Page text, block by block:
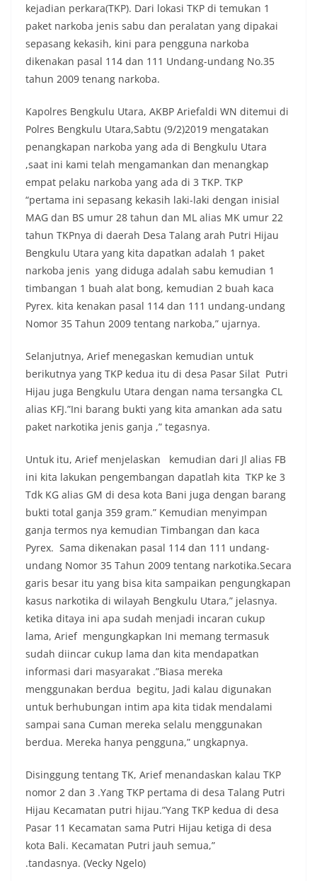
kejadian perkara(TKP). Dari lokasi TKP di temukan 1
paket narkoba jenis sabu dan peralatan yang dipakai
sepasang kekasih, kini para pengguna narkoba
dikenakan pasal 114 dan 111 Undang-undang No.35
tahun 2009 tenang narkoba.
Kapolres Bengkulu Utara, AKBP Ariefaldi WN ditemui di
Polres Bengkulu Utara,Sabtu (9/2)2019 mengatakan
penangkapan narkoba yang ada di Bengkulu Utara
,saat ini kami telah mengamankan dan menangkap
empat pelaku narkoba yang ada di 3 TKP. TKP
“pertama ini sepasang kekasih laki-laki dengan inisial
MAG dan BS umur 28 tahun dan ML alias MK umur 22
tahun TKPnya di daerah Desa Talang arah Putri Hijau
Bengkulu Utara yang kita dapatkan adalah 1 paket
narkoba jenis yang diduga adalah sabu kemudian 1
timbangan 1 buah alat bong, kemudian 2 buah kaca
Pyrex. kita kenakan pasal 114 dan 111 undang-undang
Nomor 35 Tahun 2009 tentang narkoba,” ujarnya.
Selanjutnya, Arief menegaskan kemudian untuk
berikutnya yang TKP kedua itu di desa Pasar Silat Putri
Hijau juga Bengkulu Utara dengan nama tersangka CL
alias KFJ.”Ini barang bukti yang kita amankan ada satu
paket narkotika jenis ganja ,” tegasnya.
Untuk itu, Arief menjelaskan kemudian dari Jl alias FB
ini kita lakukan pengembangan dapatlah kita TKP ke 3
Tdk KG alias GM di desa kota Bani juga dengan barang
bukti total ganja 359 gram.” Kemudian menyimpan
ganja termos nya kemudian Timbangan dan kaca
Pyrex. Sama dikenakan pasal 114 dan 111 undang-
undang Nomor 35 Tahun 2009 tentang narkotika.Secara
garis besar itu yang bisa kita sampaikan pengungkapan
kasus narkotika di wilayah Bengkulu Utara,” jelasnya.
ketika ditaya ini apa sudah menjadi incaran cukup
lama, Arief mengungkapkan Ini memang termasuk
sudah diincar cukup lama dan kita mendapatkan
informasi dari masyarakat .”Biasa mereka
menggunakan berdua begitu, Jadi kalau digunakan
untuk berhubungan intim apa kita tidak mendalami
sampai sana Cuman mereka selalu menggunakan
berdua. Mereka hanya pengguna,” ungkapnya.
Disinggung tentang TK, Arief menandaskan kalau TKP
nomor 2 dan 3 .Yang TKP pertama di desa Talang Putri
Hijau Kecamatan putri hijau.”Yang TKP kedua di desa
Pasar 11 Kecamatan sama Putri Hijau ketiga di desa
kota Bali. Kecamatan Putri jauh semua,”
.tandasnya. (Vecky Ngelo)